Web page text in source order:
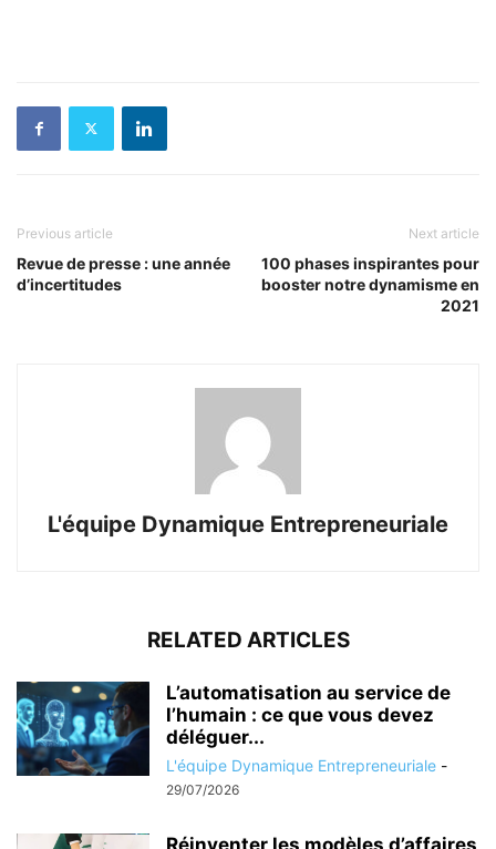
Previous article
Revue de presse : une année
d’incertitudes
Next article
100 phases inspirantes pour
booster notre dynamisme en
2021
L'équipe Dynamique Entrepreneuriale
RELATED ARTICLES
L’automatisation au service de
l’humain : ce que vous devez
déléguer...
L'équipe Dynamique Entrepreneuriale -
29/07/2026
Réinventer les modèles d’affaires